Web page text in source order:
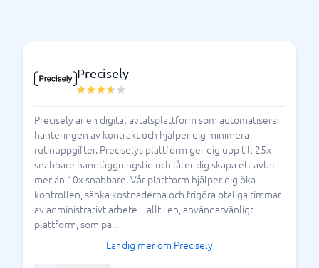
Precisely
Precisely är en digital avtalsplattform som automatiserar
hanteringen av kontrakt och hjälper dig minimera
rutinuppgifter. Preciselys plattform ger dig upp till 25x
snabbare handläggningstid och låter dig skapa ett avtal
mer än 10x snabbare. Vår plattform hjälper dig öka
kontrollen, sänka kostnaderna och frigöra otaliga timmar
av administrativt arbete – allt i en, användarvänligt
plattform, som pa...
Lär dig mer om Precisely